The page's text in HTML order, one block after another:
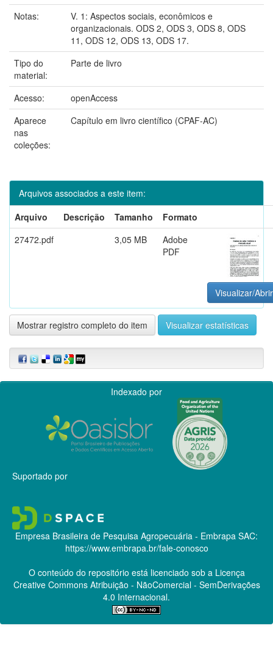
Notas:
V. 1: Aspectos sociais, econômicos e
organizacionais. ODS 2, ODS 3, ODS 8, ODS
11, ODS 12, ODS 13, ODS 17.
Tipo do
material:
Parte de livro
Acesso:
openAccess
Aparece
nas
coleções:
Capítulo em livro científico (CPAF-AC)
Arquivos associados a este item:
Arquivo
Descrição Tamanho
Formato
27472.pdf
3,05 MB
Adobe
PDF
Visualizar/Abrir
Mostrar registro completo do item Visualizar estatísticas
Indexado por
Suportado por
Empresa Brasileira de Pesquisa Agropecuária - Embrapa SAC:
https://www.embrapa.br/fale-conosco
O conteúdo do repositório está licenciado sob a Licença
Creative CommonsAtribuição - NãoComercial - SemDerivações
4.0 Internacional.